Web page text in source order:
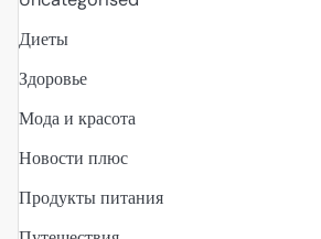
Диеты
Здоровье
Мода и красота
Новости плюс
Продукты питания